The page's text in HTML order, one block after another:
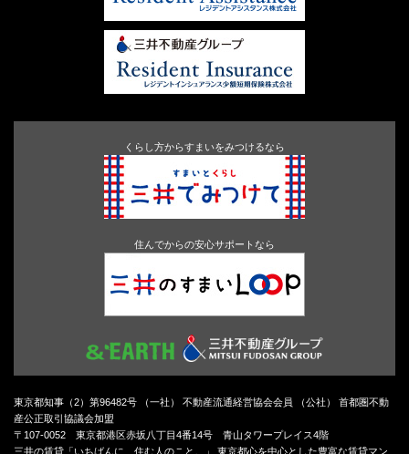
くらし方からすまいをみつけるなら
住んでからの安心サポートなら
東京都知事（2）第96482号 （一社） 不動産流通経営協会会員 （公社） 首都圏不動
産公正取引協議会加盟
〒107-0052 東京都港区赤坂八丁目4番14号 青山タワープレイス4階
三井の賃貸「いちばんに、住む人のこと。」 東京都心を中心とした豊富な賃貸マン